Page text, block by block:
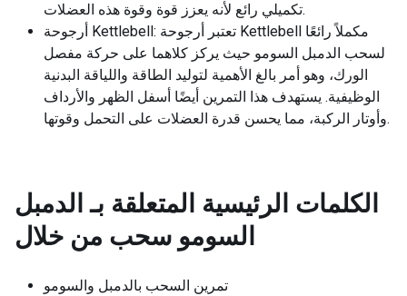
تكميلي رائع لأنه يعزز قوة وقوة هذه العضلات.
أرجوحة Kettlebell: تعتبر أرجوحة Kettlebell مكملاً رائعًا
لسحب الدمبل السومو حيث يركز كلاهما على حركة مفصل
الورك، وهو أمر بالغ الأهمية لتوليد الطاقة واللياقة البدنية
الوظيفية. يستهدف هذا التمرين أيضًا أسفل الظهر والأرداف
وأوتار الركبة، مما يحسن قدرة العضلات على التحمل وقوتها.
الكلمات الرئيسية المتعلقة بـ الدمبل
السومو سحب من خلال
تمرين السحب بالدمبل والسومو